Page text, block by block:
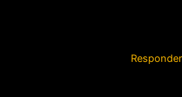
Responder